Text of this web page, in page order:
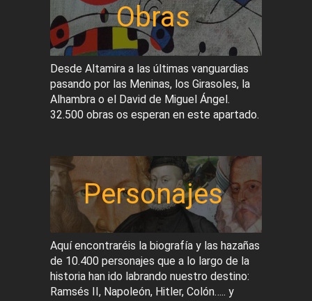
Obras
Desde Altamira a las últimas vanguardias
pasando por las Meninas, los Girasoles, la
Alhambra o el David de Miguel Ángel.
32.500 obras os esperan en este apartado.
Personajes
Aquí encontraréis la biografía y las hazañas
de 10.400 personajes que a lo largo de la
historia han ido labrando nuestro destino:
Ramsés II, Napoleón, Hitler, Colón….. y